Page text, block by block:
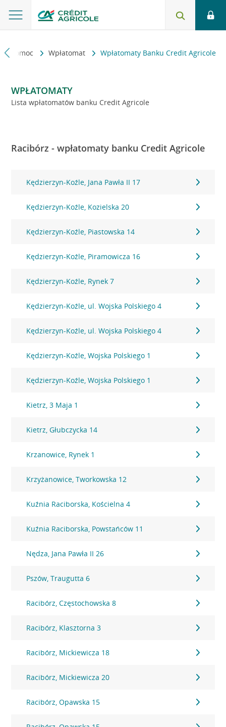
i pomoc Wpłatomat Wpłatomaty Banku Credit Agricole
WPŁATOMATY
Lista wpłatomatów banku Credit Agricole
Racibórz - wpłatomaty banku Credit Agricole
Kędzierzyn-Koźle, Jana Pawła II 17
Kędzierzyn-Koźle, Kozielska 20
Kędzierzyn-Koźle, Piastowska 14
Kędzierzyn-Koźle, Piramowicza 16
Kędzierzyn-Koźle, Rynek 7
Kędzierzyn-Koźle, ul. Wojska Polskiego 4
Kędzierzyn-Koźle, ul. Wojska Polskiego 4
Kędzierzyn-Koźle, Wojska Polskiego 1
Kędzierzyn-Koźle, Wojska Polskiego 1
Kietrz, 3 Maja 1
Kietrz, Głubczycka 14
Krzanowice, Rynek 1
Krzyżanowice, Tworkowska 12
Kuźnia Raciborska, Kościelna 4
Kuźnia Raciborska, Powstańców 11
Nędza, Jana Pawła II 26
Pszów, Traugutta 6
Racibórz, Częstochowska 8
Racibórz, Klasztorna 3
Racibórz, Mickiewicza 18
Racibórz, Mickiewicza 20
Racibórz, Opawska 15